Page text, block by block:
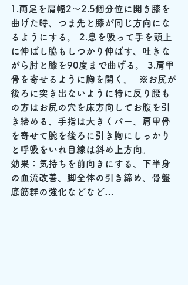
1.両足を肩幅2～2.5個分位に開き膝を
曲げた時、つま先と膝が同じ方向にな
るようにする。 2.息を吸って手を頭上
に伸ばし脇もしつかり伸ばす、吐きな
がら肘と膝を90度まで曲げる。 3.肩甲
骨を寄せるように胸を開く。  ※お尻が
後ろに突き出ないように特に反り腰も
の方はお尻の穴を床方向してお腹を引
き締める、手指は大きくパー、肩甲骨
を寄せて腕を後ろに引き胸にしっかり
と呼吸をいれ目線は斜め上方向。
効果：気持ちを前向きにする、下半身
の血流改善、脚全体の引き締め、骨盤
底筋群の強化などなど…